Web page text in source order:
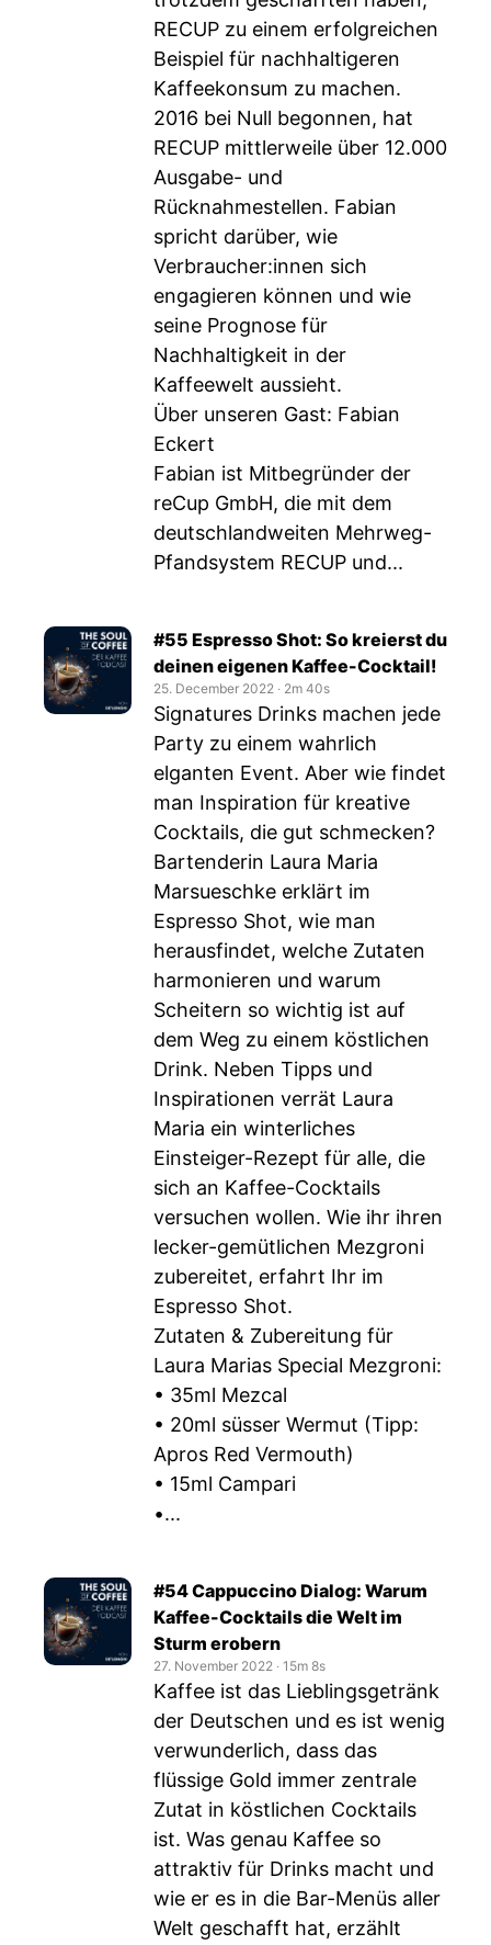
RECUP zu einem erfolgreichen
Beispiel für nachhaltigeren
Kaffeekonsum zu machen.
2016 bei Null begonnen, hat
RECUP mittlerweile über 12.000
Ausgabe- und
Rücknahmestellen. Fabian
spricht darüber, wie
Verbraucher:innen sich
engagieren können und wie
seine Prognose für
Nachhaltigkeit in der
Kaffeewelt aussieht.
Über unseren Gast: Fabian
Eckert
Fabian ist Mitbegründer der
reCup GmbH, die mit dem
deutschlandweiten Mehrweg-
Pfandsystem RECUP und...
#55 Espresso Shot: So kreierst du
deinen eigenen Kaffee-Cocktail!
25. December 2022 ‧ 2m 40s
Signatures Drinks machen jede
Party zu einem wahrlich
elganten Event. Aber wie findet
man Inspiration für kreative
Cocktails, die gut schmecken?
Bartenderin Laura Maria
Marsueschke erklärt im
Espresso Shot, wie man
herausfindet, welche Zutaten
harmonieren und warum
Scheitern so wichtig ist auf
dem Weg zu einem köstlichen
Drink. Neben Tipps und
Inspirationen verrät Laura
Maria ein winterliches
Einsteiger-Rezept für alle, die
sich an Kaffee-Cocktails
versuchen wollen. Wie ihr ihren
lecker-gemütlichen Mezgroni
zubereitet, erfahrt Ihr im
Espresso Shot.
Zutaten & Zubereitung für
Laura Marias Special Mezgroni:
• 35ml Mezcal
• 20ml süsser Wermut (Tipp:
Apros Red Vermouth)
• 15ml Campari
•...
#54 Cappuccino Dialog: Warum
Kaffee-Cocktails die Welt im
Sturm erobern
27. November 2022 ‧ 15m 8s
Kaffee ist das Lieblingsgetränk
der Deutschen und es ist wenig
verwunderlich, dass das
flüssige Gold immer zentrale
Zutat in köstlichen Cocktails
ist. Was genau Kaffee so
attraktiv für Drinks macht und
wie er es in die Bar-Menüs aller
Welt geschafft hat, erzählt